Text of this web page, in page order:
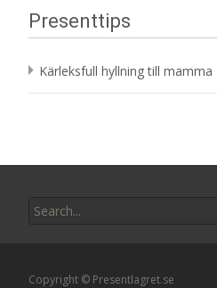
Presenttips
Kärleksfull hyllning till
for:
Copyright © Presentlagret.se